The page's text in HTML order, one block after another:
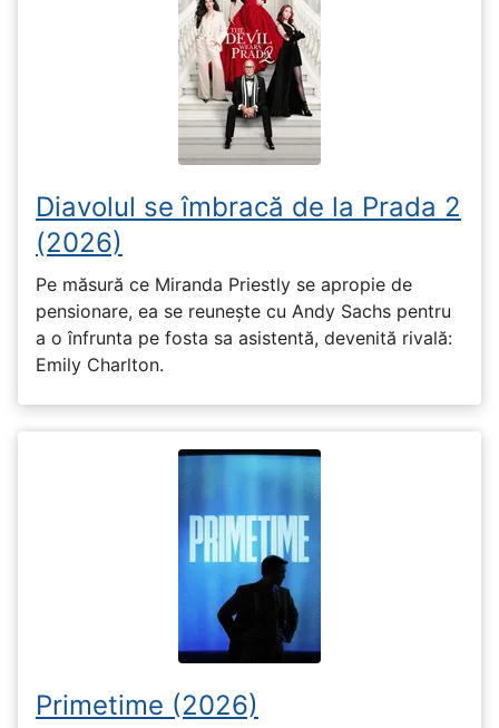
Diavolul se îmbracă de la Prada 2
(2026)
Pe măsură ce Miranda Priestly se apropie de
pensionare, ea se reunește cu Andy Sachs pentru
a o înfrunta pe fosta sa asistentă, devenită rivală:
Emily Charlton.
Primetime (2026)